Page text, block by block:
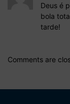
Deus é
bola
tarde!
Comments are